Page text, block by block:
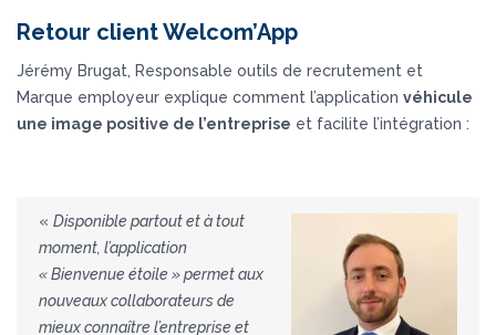
Retour client Welcom’App
Jérémy Brugat, Responsable outils de recrutement et
Marque employeur explique comment l’application véhicule
une image positive de l’entreprise et facilite l’intégration :
« Disponible partout et à tout
moment, l’application
« Bienvenue étoile » permet aux
nouveaux collaborateurs de
mieux connaître l’entreprise et